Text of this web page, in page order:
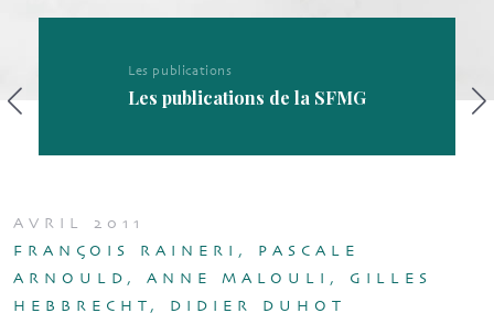
Les publications
Les publications de la SFMG
AVRIL 2011
FRANÇOIS RAINERI, PASCALE
ARNOULD, ANNE MALOULI, GILLES
HEBBRECHT, DIDIER DUHOT